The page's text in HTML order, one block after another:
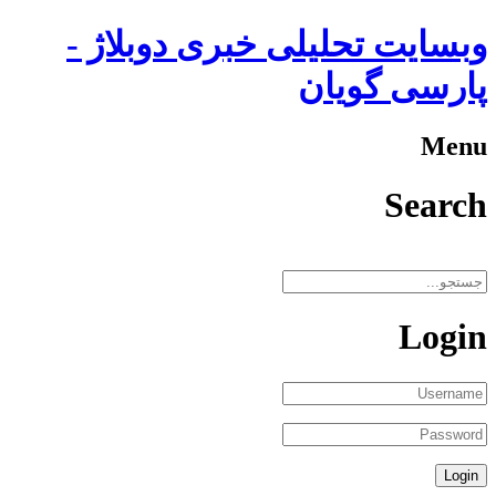
وبسایت تحلیلی خبری دوبلاژ -
پارسی گویان
Menu
Search
Login